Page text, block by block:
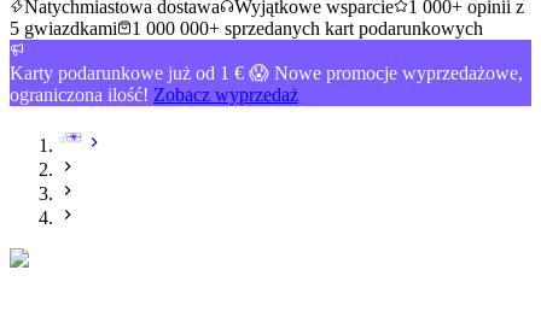
Natychmiastowa dostawa
Wyjątkowe wsparcie
1 000+ opinii z
5 gwiazdkami
1 000 000+ sprzedanych kart podarunkowych
Karty podarunkowe już od 1 € 😱 Nowe promocje wyprzedażowe,
ograniczona ilość! Zobacz wyprzedaż